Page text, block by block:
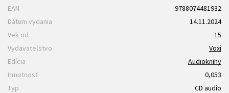
EAN
9788074481932
Dátum vydania
14.11.2024
Vek od
15
Vydavateľstvo
Voxi
Edícia
Audioknihy
Hmotnosť
0,053
Typ
CD audio